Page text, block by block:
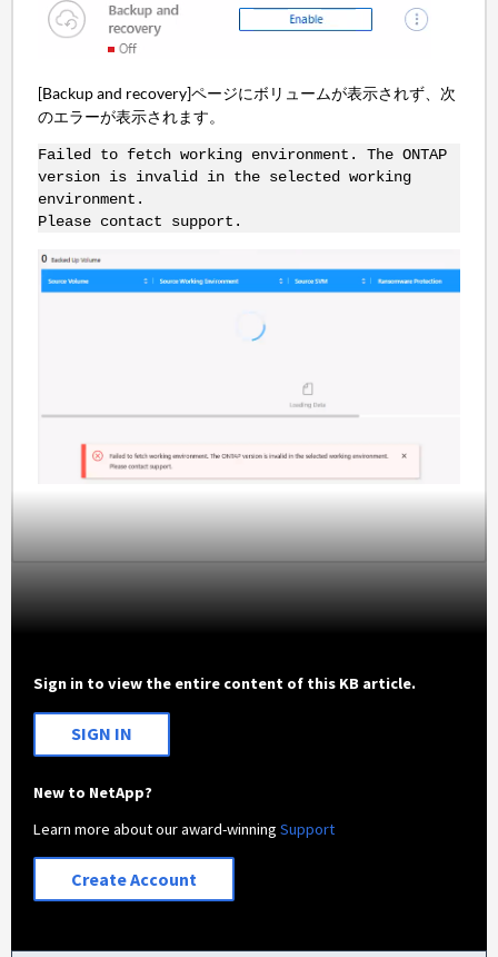
[Backup and recovery]ページにボリュームが表示されず、次
のエラーが表示されます。
Failed to fetch working environment. The ONTAP
version is invalid in the selected working
environment.
Please contact support.
Sign in to view the entire content of this KB article.
SIGN IN
New to NetApp?
Learn more about our award-winningSupport
Create Account